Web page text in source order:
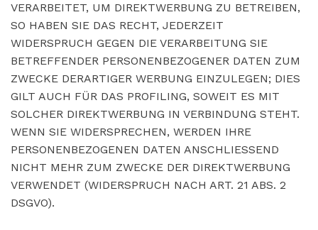
VERARBEITET, UM DIREKTWERBUNG ZU BETREIBEN,
SO HABEN SIE DAS RECHT, JEDERZEIT
WIDERSPRUCH GEGEN DIE VERARBEITUNG SIE
BETREFFENDER PERSONENBEZOGENER DATEN ZUM
ZWECKE DERARTIGER WERBUNG EINZULEGEN; DIES
GILT AUCH FÜR DAS PROFILING, SOWEIT ES MIT
SOLCHER DIREKTWERBUNG IN VERBINDUNG STEHT.
WENN SIE WIDERSPRECHEN, WERDEN IHRE
PERSONENBEZOGENEN DATEN ANSCHLIESSEND
NICHT MEHR ZUM ZWECKE DER DIREKTWERBUNG
VERWENDET (WIDERSPRUCH NACH ART. 21 ABS. 2
DSGVO).